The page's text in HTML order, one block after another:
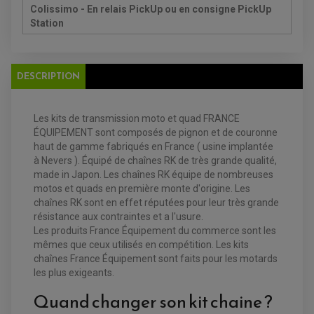
STATOR
BOUGIE NGK
FILTRE A AIR
OUTILLAGE
PRODUIT D'ENTRETIEN
DISQUE DE FREIN ARRIERE
PLAQUETTE DE FREIN AVANT
PLAQUETTE DE FREIN ARRIERE
EQUIPEMENT ELECTRIQUE QUAD / SSV
Colissimo - En relais PickUp ou en consigne PickUp
Station
DESCRIPTION
Les kits de transmission moto et quad FRANCE
ÉQUIPEMENT sont composés de pignon et de couronne
haut de gamme fabriqués en France ( usine implantée
à Nevers ). Équipé de chaînes RK de très grande qualité,
made in Japon. Les chaînes RK équipe de nombreuses
motos et quads en première monte d'origine. Les
chaînes RK sont en effet réputées pour leur très grande
résistance aux contraintes et a l'usure.
Les produits France Équipement du commerce sont les
mêmes que ceux utilisés en compétition. Les kits
chaînes France Équipement sont faits pour les motards
les plus exigeants.
Quand changer son kit chaine ?